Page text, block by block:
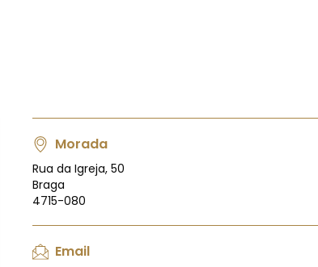
Morada
Rua da Igreja, 50
Braga
4715-080
Email